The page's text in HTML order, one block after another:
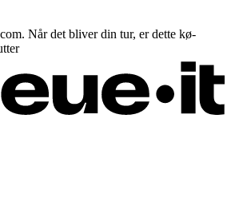
Når det bliver din tur, er dette kø-